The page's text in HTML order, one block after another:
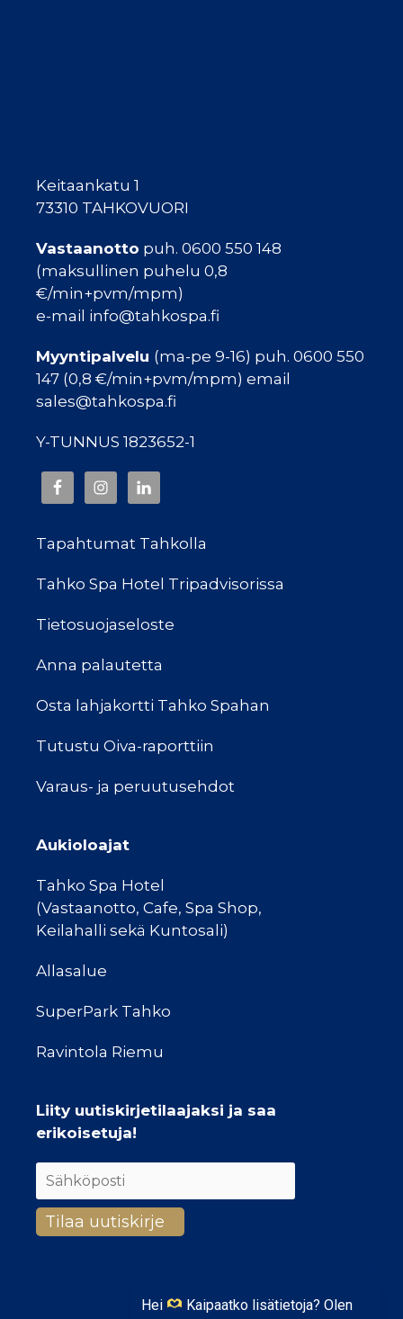
Hei
Kaipaatko lisätietoja? Olen
Keitaankatu 1
73310 TAHKOVUORI
Vastaanotto puh. 0600 550 148
(maksullinen puhelu 0,8
€/min+pvm/mpm)
e-mail info@tahkospa.fi
Myyntipalvelu (ma-pe 9-16) puh. 0600 550
147 (0,8 €/min+pvm/mpm) email
sales@tahkospa.fi
Y-TUNNUS 1823652-1
Tapahtumat Tahkolla
Tahko Spa Hotel Tripadvisorissa
Tietosuojaseloste
Anna palautetta
Osta lahjakortti Tahko Spahan
Tutustu Oiva-raporttiin
Varaus- ja peruutusehdot
Aukioloajat
Tahko Spa Hotel
(Vastaanotto, Cafe, Spa Shop,
Keilahalli sekä Kuntosali)
Allasalue
SuperPark Tahko
Ravintola Riemu
Liity uutiskirjetilaajaksi ja saa
erikoisetuja!